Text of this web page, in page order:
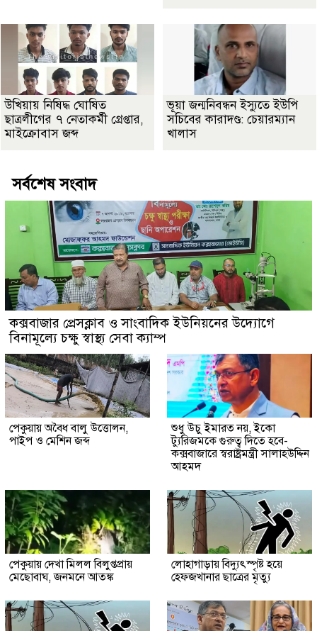
উখিয়ায় নিষিদ্ধ ঘোষিত
ছাত্রলীগের ৭ নেতাকর্মী গ্রেপ্তার,
মাইক্রোবাস জব্দ
ভূয়া জন্মনিবন্ধন ইস্যুতে ইউপি
সচিবের কারাদণ্ড: চেয়ারম্যান
খালাস
সর্বশেষ সংবাদ
কক্সবাজার প্রেসক্লাব ও সাংবাদিক ইউনিয়নের উদ্যোগে
বিনামূল্যে চক্ষু স্বাস্থ্য সেবা ক্যাম্প
পেকুয়ায় অবৈধ বালু উত্তোলন,
পাইপ ও মেশিন জব্দ
শুধু উচু ইমারত নয়, ইকো
ট্যুরিজমকে গুরুত্ব দিতে হবে-
কক্সবাজারে স্বরাষ্ট্রমন্ত্রী সালাহউদ্দিন
আহমদ
পেকুয়ায় দেখা মিলল বিলুপ্তপ্রায়
মেছোবাঘ, জনমনে আতঙ্ক
লোহাগাড়ায় বিদ্যুৎস্পৃষ্ট হয়ে
হেফজখানার ছাত্রের মৃত্যু